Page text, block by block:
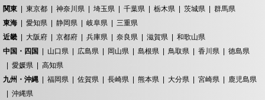
関東
東京都 神奈川県 埼玉県 千葉県 栃木県 茨城県
群馬県
東海
愛知県 静岡県 岐阜県
三重県
近畿
大阪府 京都府 兵庫県 奈良県 滋賀県
和歌山県
中国・四国
山口県 広島県 岡山県 島根県 鳥取県 香川県
徳島県
愛媛県
高知県
九州・沖縄
福岡県 佐賀県 長崎県 熊本県 大分県 宮崎県
鹿児島県
沖縄県